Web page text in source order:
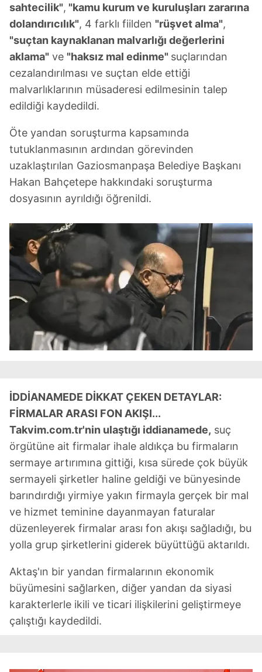
sahtecilik", "kamu kurum ve kuruluşları zararına
dolandırıcılık", 4 farklı fiilden "rüşvet alma",
"suçtan kaynaklanan malvarlığı değerlerini
aklama" ve "haksız mal edinme" suçlarından
cezalandırılması ve suçtan elde ettiği
malvarlıklarının müsaderesi edilmesinin talep
edildiği kaydedildi.
Öte yandan soruşturma kapsamında
tutuklanmasının ardından görevinden
uzaklaştırılan Gaziosmanpaşa Belediye Başkanı
Hakan Bahçetepe hakkındaki soruşturma
dosyasının ayrıldığı öğrenildi.
İDDİANAMEDE DİKKAT ÇEKEN DETAYLAR:
FİRMALAR ARASI FON AKIŞI...
Takvim.com.tr'nin ulaştığı iddianamede, suç
örgütüne ait firmalar ihale aldıkça bu firmaların
sermaye artırımına gittiği, kısa sürede çok büyük
sermayeli şirketler haline geldiği ve bünyesinde
barındırdığı yirmiye yakın firmayla gerçek bir mal
ve hizmet teminine dayanmayan faturalar
düzenleyerek firmalar arası fon akışı sağladığı, bu
yolla grup şirketlerini giderek büyüttüğü aktarıldı.
Aktaş'ın bir yandan firmalarının ekonomik
büyümesini sağlarken, diğer yandan da siyasi
karakterlerle ikili ve ticari ilişkilerini geliştirmeye
çalıştığı kaydedildi.